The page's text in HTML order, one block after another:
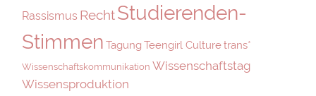
Rassismus RechtStudierenden-
Stimmen Tagung Teengirl Culturetrans*
Wissenschaftskommunikation Wissenschaftstag
Wissensproduktion